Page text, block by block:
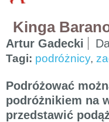
Kinga
Artur Gadecki
Tagi: podróżnicy,
Podróżować
podróżnikiem na
przedstawić